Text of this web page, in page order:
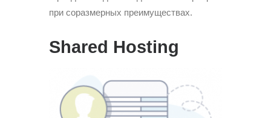
при соразмерных преимуществах.
Shared Hosting